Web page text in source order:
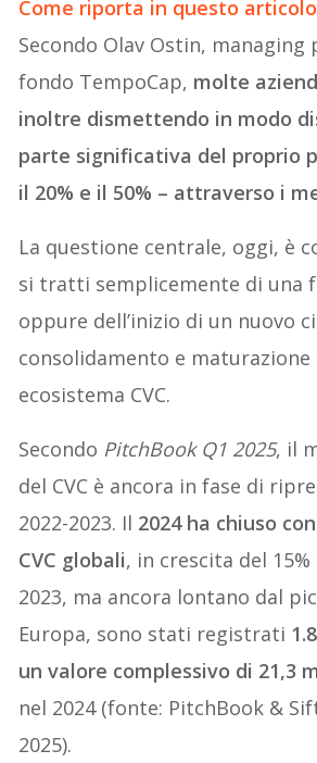
Come riporta in questo
Secondo Olav Ostin, managing
fondo TempoCap, molte
inoltre dismettendo in modo
parte significativa del proprio
il 20% e il 50% – attraverso i
La questione centrale, oggi, è
si tratti semplicemente di una
oppure dell’inizio di un nuovo
consolidamento e maturazione
ecosistema CVC.
Secondo PitchBook Q1 2025, il
del CVC è ancora in fase di
2022-2023. Il 2024 ha chiuso
CVC globali, in crescita del
2023, ma ancora lontano dal
Europa, sono stati registrati
un valore complessivo di 21,3
nel 2024 (fonte: PitchBook &
2025).